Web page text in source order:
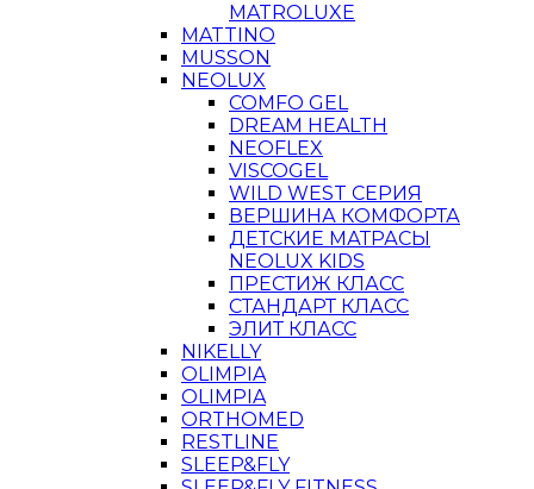
MATROLUXE
MATTINO
MUSSON
NEOLUX
COMFO GEL
DREAM HEALTH
NEOFLEX
VISCOGEL
WILD WEST СЕРИЯ
ВЕРШИНА КОМФОРТА
ДЕТСКИЕ МАТРАСЫ
NEOLUX KIDS
ПРЕСТИЖ КЛАСС
СТАНДАРТ КЛАСС
ЭЛИТ КЛАСС
NIKELLY
OLIMPIA
OLIMPIA
ORTHOMED
RESTLINE
SLEEP&FLY